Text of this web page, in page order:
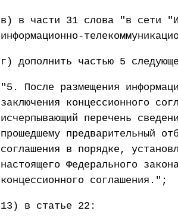
в) в части 31 слова "в сети
информационно-
г) дополнить частью 5
"5. После размещения
заключения концессионного
исчерпывающий перечень
прошедшему предварительный
соглашения в порядке,
настоящего Федерального
концессионного соглашения.";
13) в статье 22: